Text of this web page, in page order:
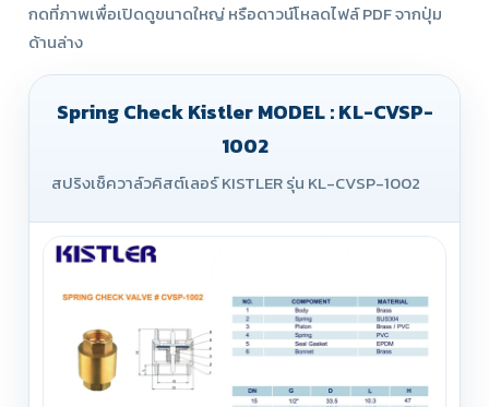
กดที่ภาพเพื่อเปิดดูขนาดใหญ่ หรือดาวน์โหลดไฟล์ PDF จากปุ่ม
ด้านล่าง
Spring Check Kistler MODEL : KL-CVSP-
1002
สปริงเช็ควาล์วคิสต์เลอร์ KISTLER รุ่น KL-CVSP-1002